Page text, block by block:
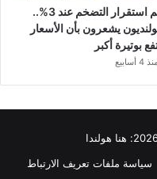
رغم استقرار التضخم عند 3%..
يشعرون بأن الأسعار
بوتيرة أكبر
منذ 4 أسابيع
هنا هولندا
سياسة ملفات تعريف الارتباط